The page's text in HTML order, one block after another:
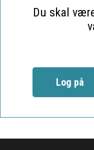
Du skal
Log på